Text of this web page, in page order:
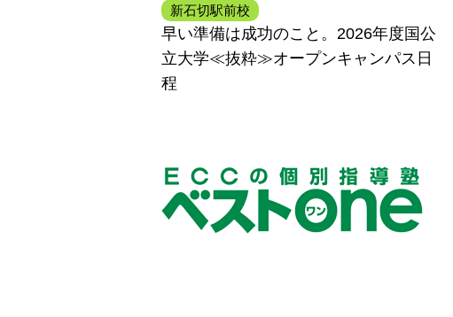
新石切駅前校
早い準備は成功のこと。2026年度国公
立大学≪抜粋≫オープンキャンパス日
程